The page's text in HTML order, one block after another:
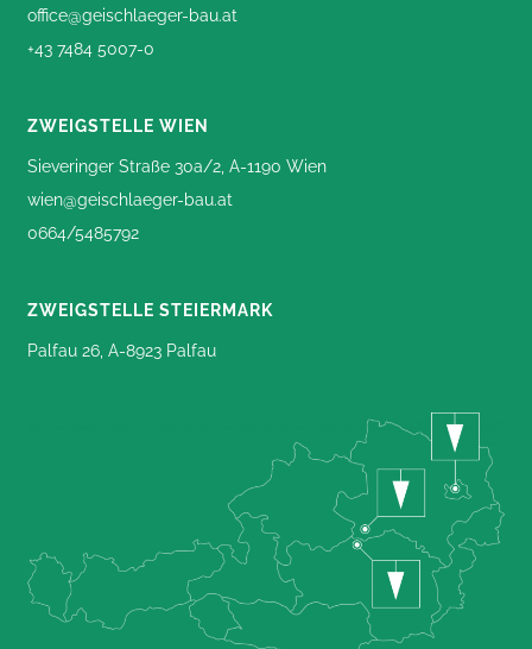
office@geischlaeger-bau.at
+43 7484 5007-0
ZWEIGSTELLE WIEN
Sieveringer Straße 30a/2, A-1190 Wien
wien@geischlaeger-bau.at
0664/5485792
ZWEIGSTELLE STEIERMARK
Palfau 26, A-8923 Palfau